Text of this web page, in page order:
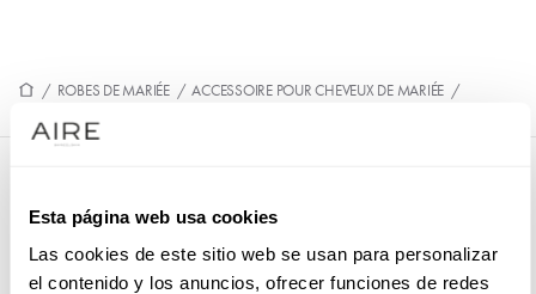
Esta página web usa cookies
Las cookies de este sitio web se usan para personalizar
el contenido y los anuncios, ofrecer funciones de redes
/ ROBES DE MARIÉE / ACCESSOIRE POUR CHEVEUX DE MARIÉE /
Diadème de mariée et style romantique. Élaboré en perles et
organza. Outfit délicat MB Accessories.